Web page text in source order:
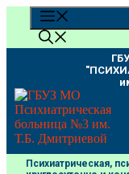
Перейти
содержимому
Психиатрическая,